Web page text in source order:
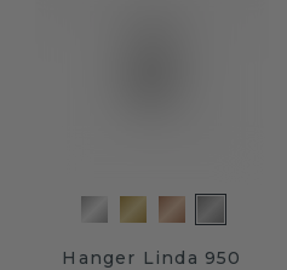
Hanger Linda 950